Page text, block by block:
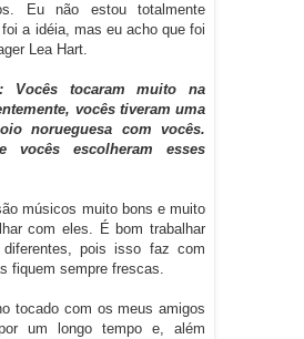
Eu não estou totalmente
a idéia, mas eu acho que foi
Lea Hart.
Vocês tocaram muito na
vocês tiveram uma
norueguesa com vocês.
vocês escolheram esses
músicos muito bons e muito
com eles. É bom trabalhar
pois isso faz com
fiquem sempre frescas.
tocado com os meus amigos
um longo tempo e, além